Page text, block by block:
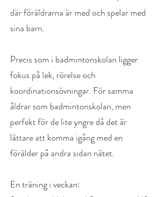
där föräldrarna är med och spelar med
sina barn.
Precis som i badmintonskolan ligger
fokus på lek, rörelse och
koordinationsövningar. För samma
åldrar som badmintonskolan, men
perfekt för de lite yngre då det är
lättare att komma igång med en
förälder på andra sidan nätet.
En träning i veckan: